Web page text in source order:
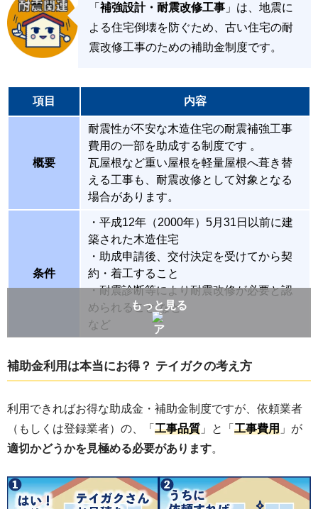
「 補強設計・ 耐震改修工事 」は、地震に
よる住宅倒壊を防ぐため、古い住宅の耐
震改修工事のための補助金制度です。
項目 内容
概要
耐震性が不安な木造住宅の耐震補強工事
費用の一部を助成する制度です 。
瓦屋根など重い屋根を軽量屋根へ葺き替
える工事も、耐震改修として対象となる
場合があります。
条件
・平成12年（2000年）5月31日以前に建
築された木造住宅
・助成申請後、交付決定を受けてから契
約・着工すること
・耐震診断等により耐震改修が必要と認
められること など
など
補助率
工事のみ申請する場合）
参考サイト 品川区ウェブサイト：耐震化支援事業
もっと見る
補助金利用は本当にお得？ テイガクの考え方
利用できればお得な助成金・補助金制度ですが、依頼業者
（もしくは登録業者）の、「 工事品質 」と「 工事費用 」が
適切かどうかを見極める必要があります。